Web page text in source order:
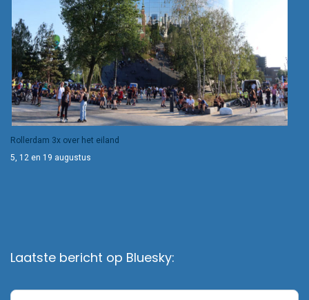
Rollerdam 3x over het eiland
5, 12 en 19 augustus
Laatste bericht op Bluesky: